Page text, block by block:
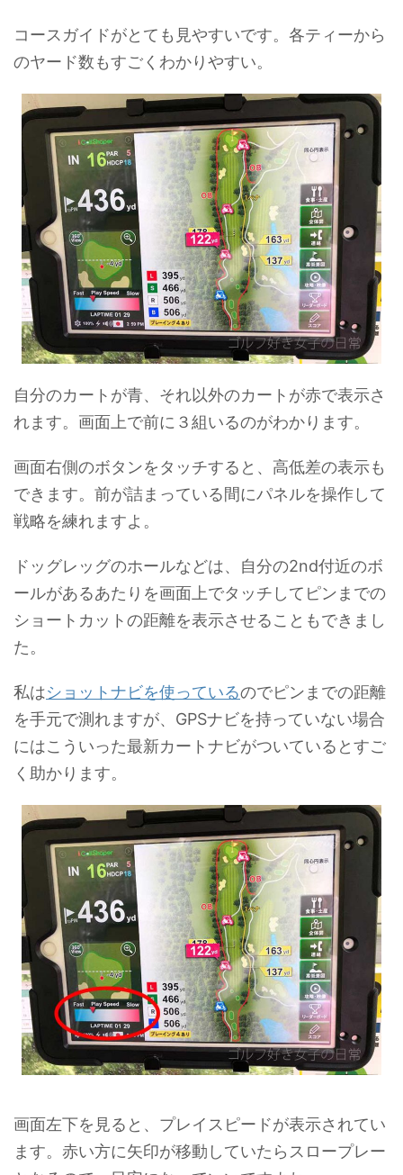
コースガイドがとても見やすいです。各ティーから
のヤード数もすごくわかりやすい。
自分のカートが青、それ以外のカートが赤で表示さ
れます。画面上で前に３組いるのがわかります。
画面右側のボタンをタッチすると、高低差の表示も
できます。前が詰まっている間にパネルを操作して
戦略を練れますよ。
ドッグレッグのホールなどは、自分の2nd付近のボ
ールがあるあたりを画面上でタッチしてピンまでの
ショートカットの距離を表示させることもできまし
た。
私はショットナビを使っているのでピンまでの距離
を手元で測れますが、GPSナビを持っていない場合
にはこういった最新カートナビがついているとすご
く助かります。
画面左下を見ると、プレイスピードが表示されてい
ます。赤い方に矢印が移動していたらスロープレー